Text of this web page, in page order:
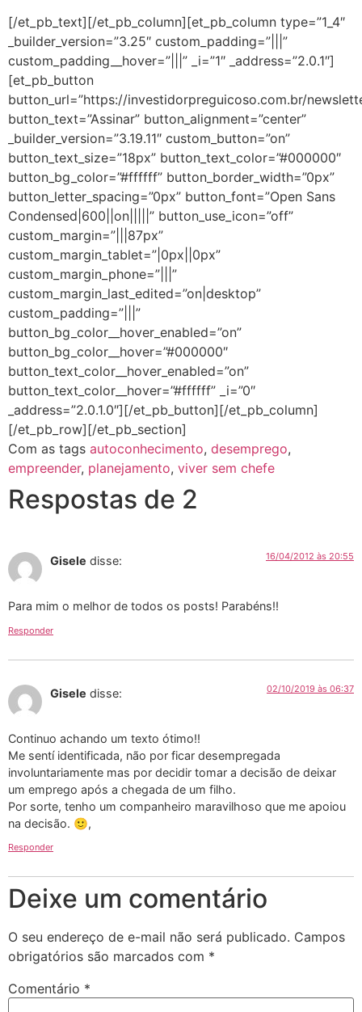
[/et_pb_text][/et_pb_column][et_pb_column type=”1_4″
_builder_version=”3.25″ custom_padding=”|||”
custom_padding__hover=”|||” _i=”1″ _address=”2.0.1″]
[et_pb_button
button_url=”https://investidorpreguicoso.com.br/
button_text=”Assinar” button_alignment=”center”
_builder_version=”3.19.11″ custom_button=”on”
button_text_size=”18px” button_text_color=”#000000″
button_bg_color=”#ffffff” button_border_width=”0px”
button_letter_spacing=”0px” button_font=”Open Sans
Condensed|600||on|||||” button_use_icon=”off”
custom_margin=”|||87px”
custom_margin_tablet=”|0px||0px”
custom_margin_phone=”|||”
custom_margin_last_edited=”on|desktop”
custom_padding=”|||”
button_bg_color__hover_enabled=”on”
button_bg_color__hover=”#000000″
button_text_color__hover_enabled=”on”
button_text_color__hover=”#ffffff” _i=”0″
_address=”2.0.1.0″][/et_pb_button][/et_pb_column]
[/et_pb_row][/et_pb_section]
Com as tags autoconhecimento, desemprego,
empreender, planejamento, viver sem chefe
Respostas de 2
Gisele disse: 16/04/2012 às 20:55
Para mim o melhor de todos os posts! Parabéns!!
Responder
Gisele disse: 02/10/2019 às 06:37
Continuo achando um texto ótimo!!
Me sentí identificada, não por ficar desempregada
involuntariamente mas por decidir tomar a decisão de deixar
um emprego após a chegada de um filho.
Por sorte, tenho um companheiro maravilhoso que me apoiou
na decisão. 🙂,
Responder
Deixe um comentário
O seu endereço de e-mail não será publicado. Campos
obrigatórios são marcados com *
Comentário *